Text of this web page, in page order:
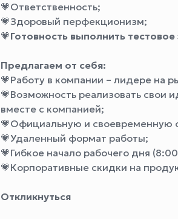
💗Ответственность;
💗Здоровый перфекционизм;
💗Готовность выполнить тестовое
Предлагаем от себя:
💗Работу в компании – лидере на
💗Возможность реализовать свои
вместе с компанией;
💗Официальную и своевременную
💗Удаленный формат работы;
💗Гибкое начало рабочего дня
💗Корпоративные скидки на
Откликнуться